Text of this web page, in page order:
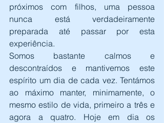
próximos com filhos, uma pessoa
nunca está verdadeiramente
preparada até passar por esta
experiência.
Somos bastante calmos e
descontraídos e mantivemos este
espírito um dia de cada vez. Tentámos
ao máximo manter, minimamente, o
mesmo estilo de vida, primeiro a três e
agora a quatro. Hoje em dia os